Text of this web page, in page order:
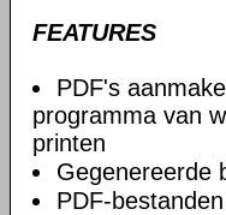
FEATURES
PDF's
programma van
printen
Gegenereerde
PDF-